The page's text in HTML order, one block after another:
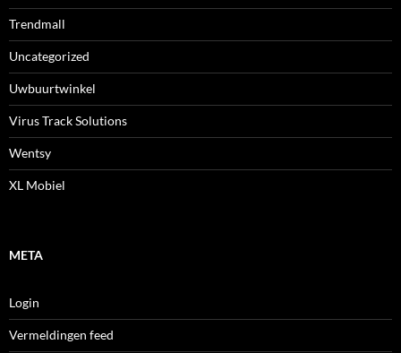
Trendmall
Uncategorized
Uwbuurtwinkel
Virus Track Solutions
Wentsy
XL Mobiel
META
Login
Vermeldingen feed